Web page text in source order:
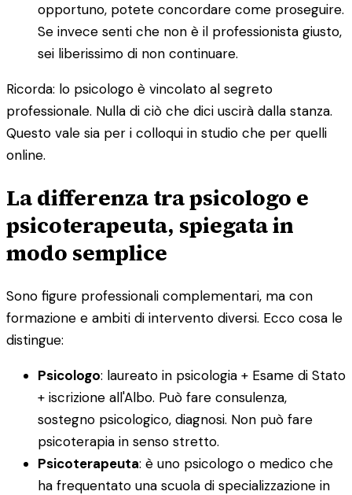
opportuno, potete concordare come proseguire.
Se invece senti che non è il professionista giusto,
sei liberissimo di non continuare.
Ricorda: lo psicologo è vincolato al segreto
professionale. Nulla di ciò che dici uscirà dalla stanza.
Questo vale sia per i colloqui in studio che per quelli
online.
La differenza tra psicologo e
psicoterapeuta, spiegata in
modo semplice
Sono figure professionali complementari, ma con
formazione e ambiti di intervento diversi. Ecco cosa le
distingue:
Psicologo: laureato in psicologia + Esame di Stato
+ iscrizione all'Albo. Può fare consulenza,
sostegno psicologico, diagnosi. Non può fare
psicoterapia in senso stretto.
Psicoterapeuta: è uno psicologo o medico che
ha frequentato una scuola di specializzazione in